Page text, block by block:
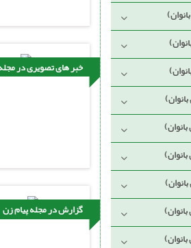
خبر های تصویری در
گزارش در مجله پیام زن